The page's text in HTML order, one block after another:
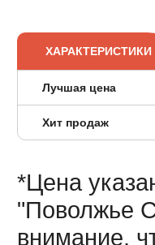
ХАРАКТЕРИСТИКИ
Лучшая цена
Хит продаж
*Цена
"Поволжье
внимание,